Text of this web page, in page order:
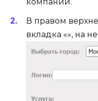
В правом
вкладка «», на